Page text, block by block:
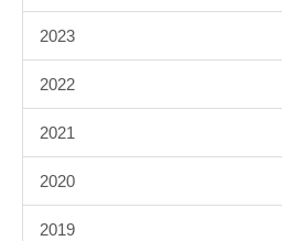
2023
2022
2021
2020
2019